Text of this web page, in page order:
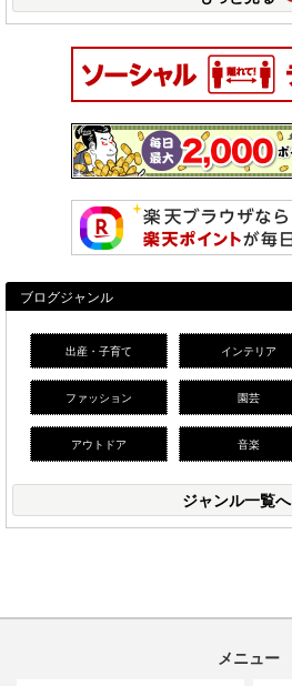
ブログジャンル
出産・子育て インテリア
ファッション 園芸
アウトドア 音楽
ジャンル一覧へ
メニュー